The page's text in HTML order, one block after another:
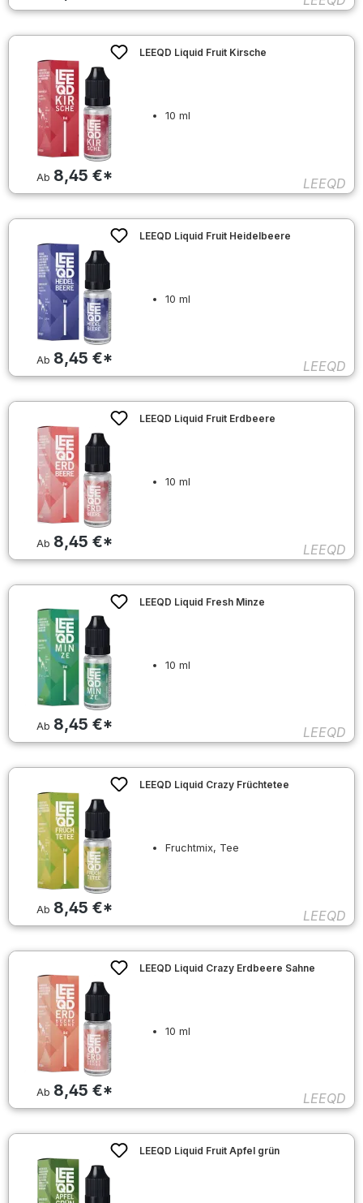
Ab 8,45 €*
LEEQD Liquid Fruit Kirsche
10 ml
LEEQD
Ab 8,45 €*
LEEQD Liquid Fruit Heidelbeere
10 ml
LEEQD
Ab 8,45 €*
LEEQD Liquid Fruit Erdbeere
10 ml
LEEQD
Ab 8,45 €*
LEEQD Liquid Fresh Minze
10 ml
LEEQD
Ab 8,45 €*
LEEQD Liquid Crazy Früchtetee
Fruchtmix, Tee
LEEQD
Ab 8,45 €*
LEEQD Liquid Crazy Erdbeere Sahne
10 ml
LEEQD
LEEQD Liquid Fruit Apfel grün